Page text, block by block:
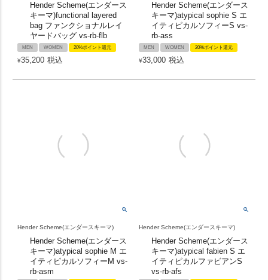
Hender Scheme(エンダース
キーマ)functional layered
bag ファンクショナルレイ
ヤードバッグ vs-rb-flb
MEN WOMEN 20%ポイント還元
¥35,200 税込
Hender Scheme(エンダース
キーマ)atypical sophie S エ
イティピカルソフィーS vs-
rb-ass
MEN WOMEN 20%ポイント還元
¥33,000 税込
Hender Scheme(エンダースキーマ)
Hender Scheme(エンダース
キーマ)atypical sophie M エ
イティピカルソフィーM vs-
rb-asm
Hender Scheme(エンダースキーマ)
Hender Scheme(エンダース
キーマ)atypical fabien S エ
イティピカルファビアンS
vs-rb-afs